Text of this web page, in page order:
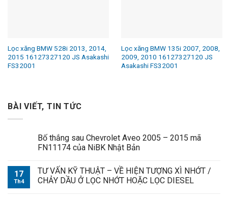
Lọc xăng BMW 528i 2013, 2014,
2015 16127327120 JS Asakashi
FS32001
Lọc xăng BMW 135i 2007, 2008,
2009, 2010 16127327120 JS
Asakashi FS32001
BÀI VIẾT, TIN TỨC
Bố thắng sau Chevrolet Aveo 2005 – 2015 mã
FN11174 của NiBK Nhật Bản
17
Th4
TƯ VẤN KỸ THUẬT – VỀ HIỆN TƯỢNG XÌ NHỚT /
CHẢY DẦU Ở LỌC NHỚT HOẶC LỌC DIESEL